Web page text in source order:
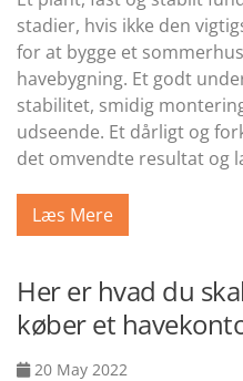
stadier, hvis ikke den
for at bygge et
havebygning. Et godt
stabilitet, smidig
udseende. Et dårligt og
det omvendte resultat og
Læs Mere
Her er hvad du
køber et
20 May 2022